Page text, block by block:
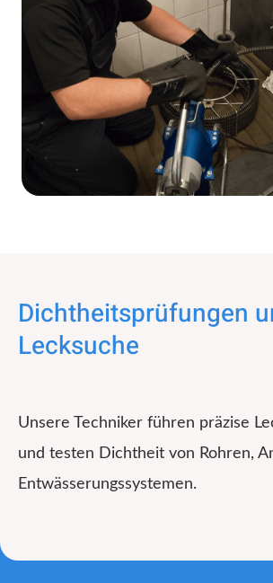
Dichtheitsprüfungen
Lecksuche
Unsere Techniker führen präzise
und testen Dichtheit von Rohren,
Entwässerungssystemen.